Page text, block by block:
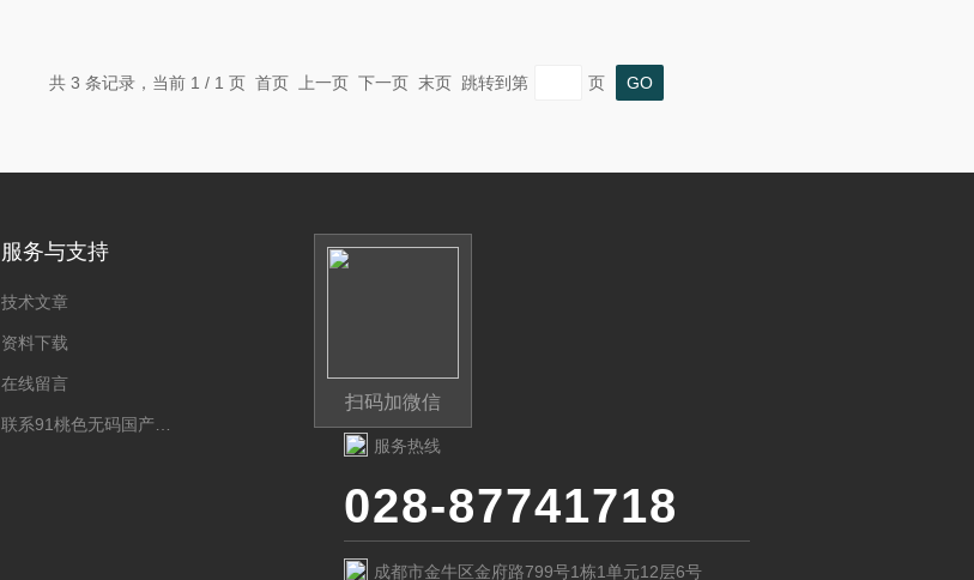
共 3 条记录，当前 1 / 1 页 首页 上一页 下一页 末页 跳转到第 页
服务与支持
技术文章
资料下载
在线留言
扫码加微信
服务热线
028-87741718
成都市金牛区金府路799号1栋1单元12层6号